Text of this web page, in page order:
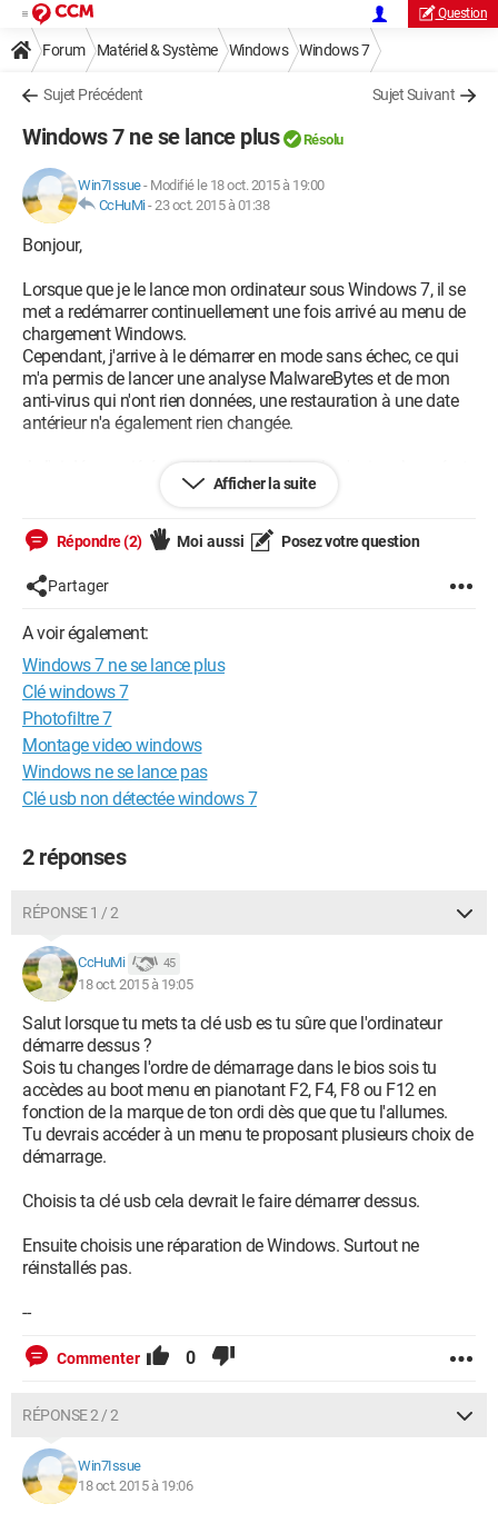
Question
Forum Matériel & Système Windows Windows 7
Sujet Précédent Sujet Suivant
Windows 7 ne se lance plus Résolu
Win7Issue- Modifié le 18 oct. 2015 à 19:00
CcHuMi-23 oct. 2015 à 01:38
Bonjour,
Lorsque que je le lance mon ordinateur sous Windows 7, il se
met a redémarrer continuellement une fois arrivé au menu de
chargement Windows.
Cependant, j'arrive à le démarrer en mode sans échec, ce qui
m'a permis de lancer une analyse MalwareBytes et de mon
anti-virus qui n'ont rien données, une restauration à une date
antérieur n'a également rien changée.
Je l'ai dépoussiéré et retiré la pile mais cela n'a rien changé, et
même en essayant de booter sur une clé USB Windows 7,
Je ne sais plus quoi faire, et j'ai bien besoin de votre aide !
Merci
Afficher la suite
Répondre (2) Moi aussi Posez votre question
Partager
A voir également:
Windows 7 ne se lance plus
Clé windows 7
Photofiltre 7
Montage video windows
Windows ne se lance pas
Clé usb non détectée windows 7
2 réponses
RÉPONSE 1 / 2
CcHuMi 45
18 oct. 2015 à 19:05
Salut lorsque tu mets ta clé usb es tu sûre que l'ordinateur
démarre dessus ?
Sois tu changes l'ordre de démarrage dans le bios sois tu
accèdes au boot menu en pianotant F2, F4, F8 ou F12 en
fonction de la marque de ton ordi dès que que tu l'allumes.
Tu devrais accéder à un menu te proposant plusieurs choix de
démarrage.
Choisis ta clé usb cela devrait le faire démarrer dessus.
Ensuite choisis une réparation de Windows. Surtout ne
réinstallés pas.
--
Commenter 0
RÉPONSE 2 / 2
Win7Issue
18 oct. 2015 à 19:06